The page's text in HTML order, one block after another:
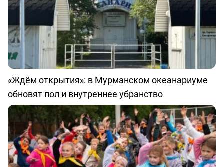
«Ждём открытия»: в Мурманском океанариуме
обновят пол и внутреннее убранство